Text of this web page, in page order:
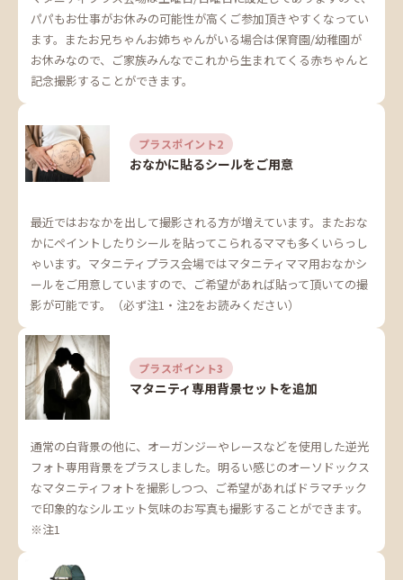
パパもお仕事がお休みの可能性が高くご参加頂きやすくなってい
ます。またお兄ちゃんお姉ちゃんがいる場合は保育園/幼稚園が
お休みなので、ご家族みんなでこれから生まれてくる赤ちゃんと
記念撮影することができます。
プラスポイント2
おなかに貼るシールをご用意
最近ではおなかを出して撮影される方が増えています。またおな
かにペイントしたりシールを貼ってこられるママも多くいらっし
ゃいます。マタニティプラス会場ではマタニティママ用おなかシ
ールをご用意していますので、ご希望があれば貼って頂いての撮
影が可能です。（必ず注1・注2をお読みください）
プラスポイント3
マタニティ専用背景セットを追加
通常の白背景の他に、オーガンジーやレースなどを使用した逆光
フォト専用背景をプラスしました。明るい感じのオーソドックス
なマタニティフォトを撮影しつつ、ご希望があればドラマチック
で印象的なシルエット気味のお写真も撮影することができます。
※注1